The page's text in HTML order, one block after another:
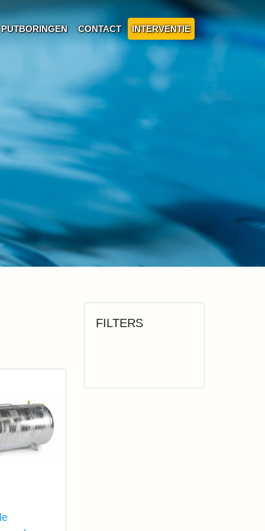
PUTBORINGEN CONTACT INTERVENTIE
FILTERS